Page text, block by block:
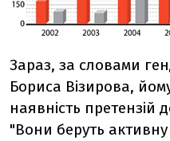
Зараз, за словами
Бориса Візирова,
наявність претензій
"Вони беруть активну